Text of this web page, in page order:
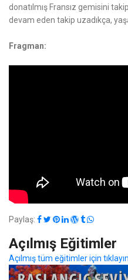
donatılmış Fransız gemisini
devam eden takip uzadıkça,
Fragman:
Paylaş:
Açılmış Eğitimler
Açılmış tüm eğitimler için